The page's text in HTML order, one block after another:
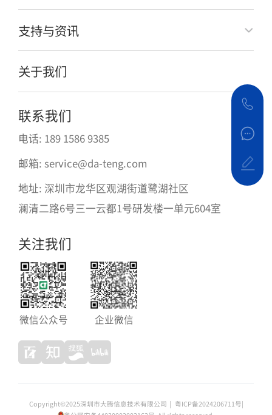
支持与资讯
关于我们
联系我们
电话: 189 1586 9385
邮箱: service@da-teng.com
地址: 深圳市龙华区观湖街道鹭湖社区
澜清二路6号三一云都1号研发楼一单元604室
关注我们
微信公众号 企业微信
Copyright©2025深圳市大腾信息技术有限公司 | 粤ICP备2024206711号|